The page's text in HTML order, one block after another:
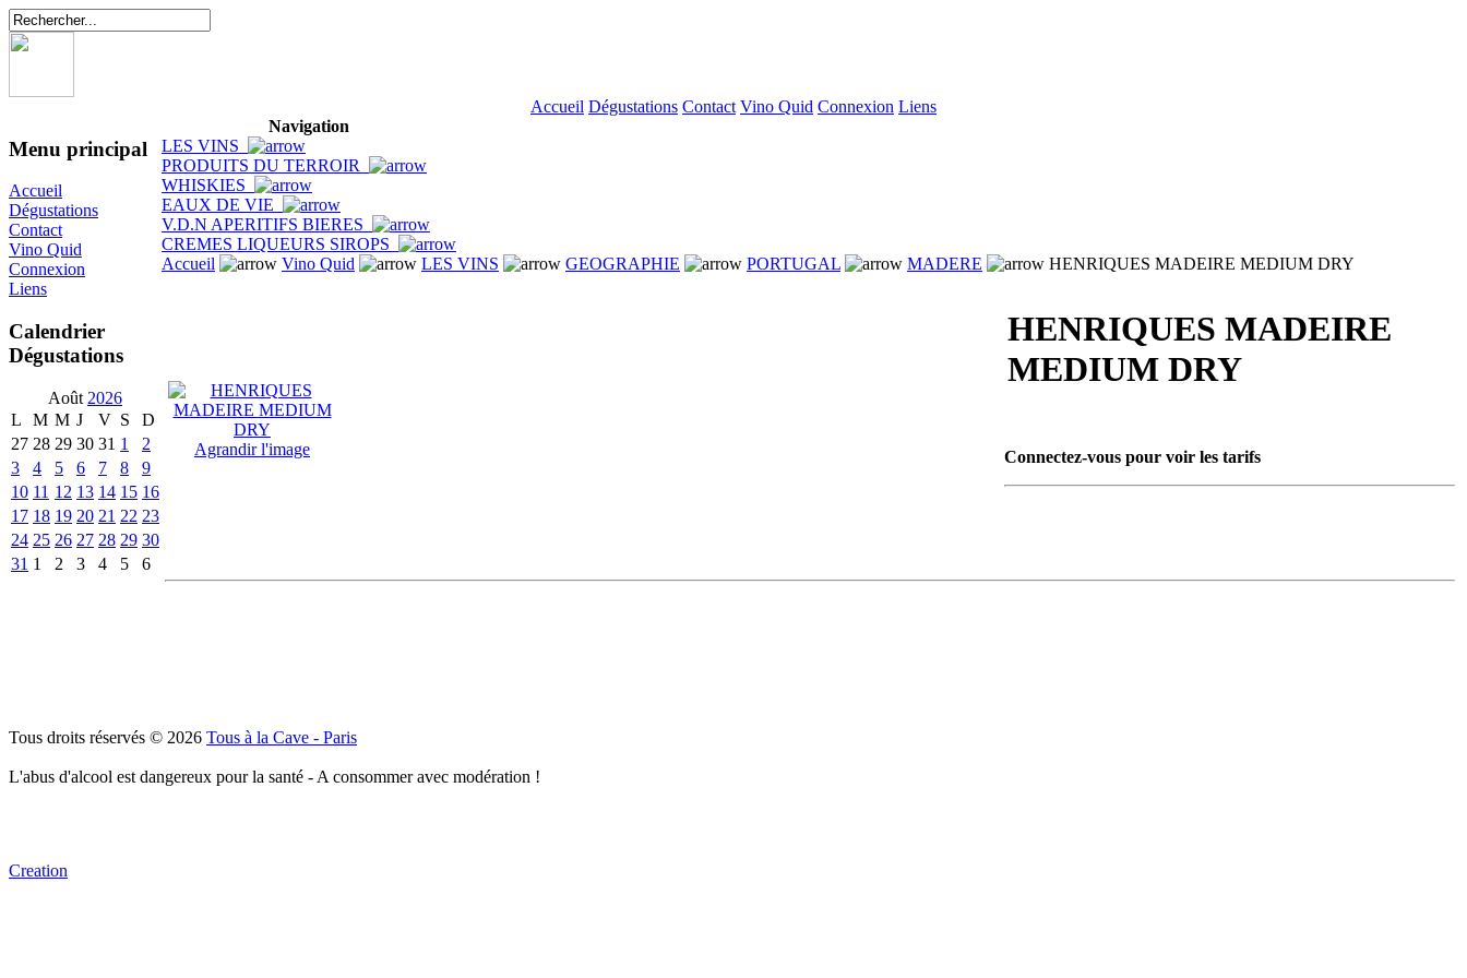
Accueil Dégustations Contact Vino Quid Connexion Liens
Menu principal
Accueil
Dégustations
Contact
Vino Quid
Connexion
Liens
Calendrier
Dégustations
Août 2026
L
M M J V S
D
27 28 29 30 31 1
2
3
4 5 6 7 8
9
10 11 12 13 14 15 16
17 18 19 20 21 22 23
24 25 26 27 28 29 30
31 1 2 3 4 5 6
Navigation
LES VINS
PRODUITS DU TERROIR
WHISKIES
EAUX DE VIE
V.D.N APERITIFS BIERES
CREMES LIQUEURS SIROPS
Accueil
Vino Quid LES VINS GEOGRAPHIE PORTUGAL MADERE HENRIQUES MADEIRE MEDIUM DRY
Agrandir l'image
HENRIQUES MADEIRE
MEDIUM DRY
Connectez-vous pour voir les tarifs
Tous droits réservés © 2026 Tous à la Cave - Paris
L'abus d'alcool est dangereux pour la santé - A consommer avec modération !
Creation